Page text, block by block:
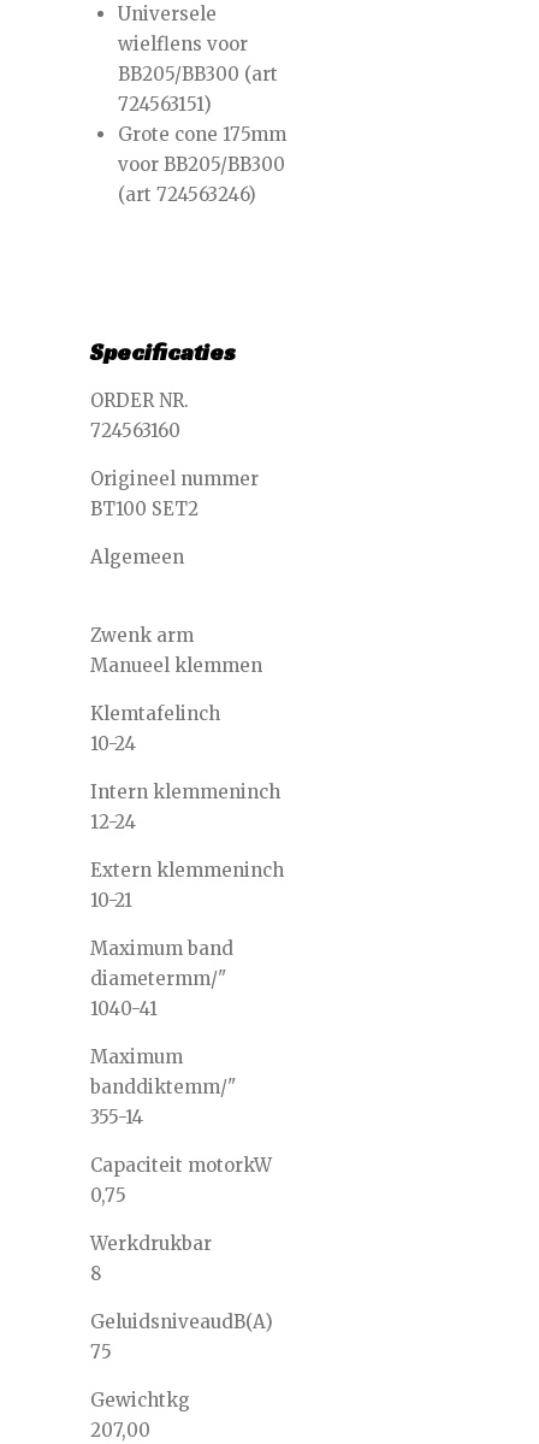
Universele
wielflens voor
BB205/BB300 (art
724563151)
Grote cone 175mm
voor BB205/BB300
(art 724563246)
Specificaties
ORDER NR.
724563160
Origineel nummer
BT100 SET2
Algemeen
Zwenk arm
Manueel klemmen
Klemtafelinch
10-24
Intern klemmeninch
12-24
Extern klemmeninch
10-21
Maximum band
diametermm/"
1040-41
Maximum
banddiktemm/"
355-14
Capaciteit motorkW
0,75
Werkdrukbar
8
GeluidsniveaudB(A)
75
Gewichtkg
207,00